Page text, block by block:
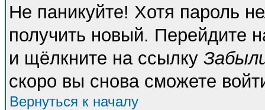
Не паникуйте! Хотя пароль
получить новый. Перейдите
и щёлкните на ссылку
скоро вы снова сможете
Вернуться к началу